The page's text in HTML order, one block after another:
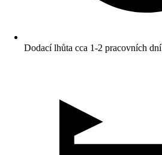
Dodací lhůta cca 1-2 pracovních dní